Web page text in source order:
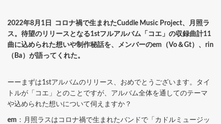
2022年8月1日 コロナ禍で生まれたCuddle Music Project、月照ラ
ス。待望のリリースとなる1stフルアルバム「コエ」の収録曲計11
曲に込められた想いや制作秘話を、メンバーのem（Vo＆Gt）、rin
（Ba）が語ってくれた。
ーーまずは1stアルバムのリリース、おめでとうございます。タイ
トルが「コエ」とのことですが、アルバム全体を通してのテーマ
や込められた想いについて伺えますか？
em ：月照ラスはコロナ禍で生まれたバンドで「カドルミュージッ